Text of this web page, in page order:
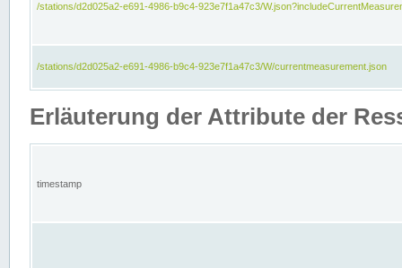
/stations/d2d025a2-e691-4986-b9c4-923e7f1a47c3/
/stations/d2d025a2-e691-4986-b9c4-923e7f1a47c3/W/currentmeasurement.json
Erläuterung der Attribute der
timestamp